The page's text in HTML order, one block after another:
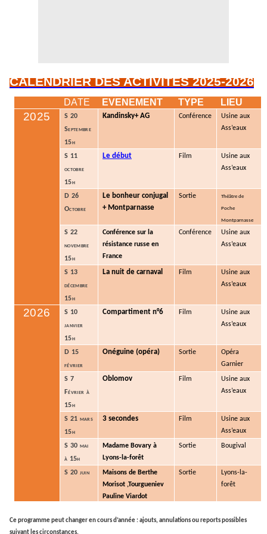
CALENDRIER DES ACTIVITES 2025-2026
DATE EVENEMENT TYPE LIEU
2025
S 20
Septembre
15h
Kandinsky+ AG Conférence
Usine aux
Ass’eaux
S 11
octobre
15h
Le début Film
Usine aux
Ass’eaux
D 26
Octobre
Le bonheur conjugal
+ Montparnasse
Sortie Théâtre de
Poche
Montparnasse
S 22
novembre
15h
Conférence sur la
résistance russe en
France
Conférence
Usine aux
Ass’eaux
S 13
décembre
15h
La nuit de carnaval Film
Usine aux
Ass’eaux
2026
S 10
janvier
15h
Compartiment n°6 Film
Usine aux
Ass’eaux
D 15
février
Onéguine (opéra) Sortie
Opéra
Garnier
S 7
Février à
15h
Oblomov Film
Usine aux
Ass’eaux
S 21 mars
15h
3 secondes Film
Usine aux
Ass’eaux
S 30 mai
à 15h
Madame Bovary à
Lyons-la-forêt
Sortie Bougival
S 20 juin
Maisons de Berthe
Morisot ,Tourgueniev
Pauline Viardot
Sortie
Lyons-la-
forêt
Ce programme peut changer en cours d’année : ajouts, annulations ou reports possibles
suivant les circonstances.